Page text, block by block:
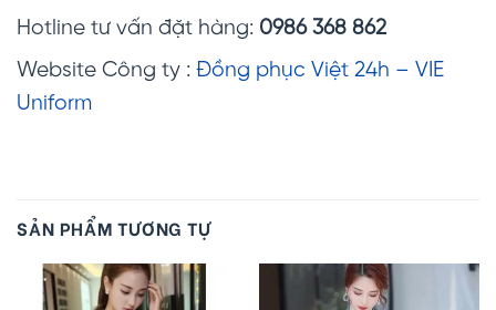
Hotline tư vấn đặt hàng: 0986 368 862
Website Công ty : Đồng phục Việt 24h – VIE
Uniform
SẢN PHẨM TƯƠNG TỰ